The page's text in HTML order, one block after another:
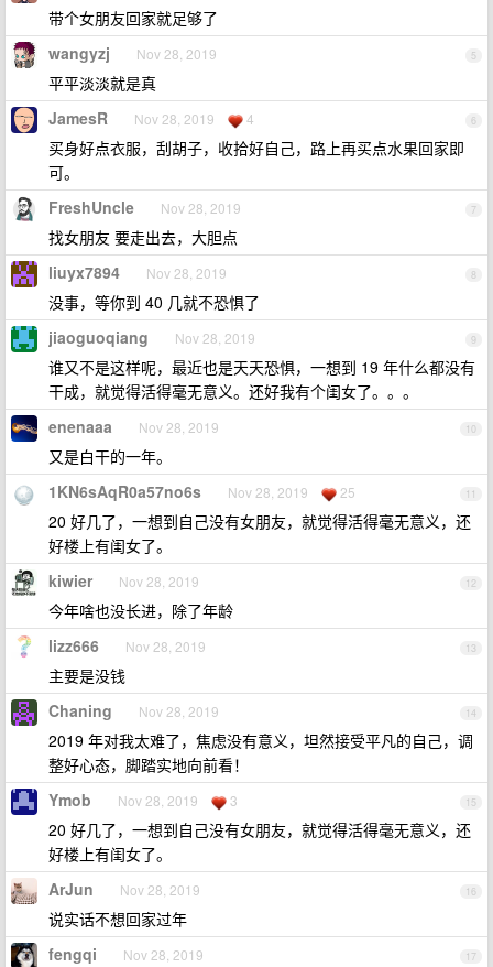
带个女朋友回家就足够了
5
wangyzj Nov 28, 2019
平平淡淡就是真
6
JamesR Nov 28, 2019 4
买身好点衣服，刮胡子，收拾好自己，路上再买点水果回家即
可。
7
FreshUncle Nov 28, 2019
找女朋友 要走出去，大胆点
8
liuyx7894 Nov 28, 2019
没事，等你到 40 几就不恐惧了
9
jiaoguoqiang Nov 28, 2019
谁又不是这样呢，最近也是天天恐惧，一想到 19 年什么都没有
干成，就觉得活得毫无意义。还好我有个闺女了。。。
10
enenaaa Nov 28, 2019
又是白干的一年。
11
1KN6sAqR0a57no6s Nov 28, 2019 25
20 好几了，一想到自己没有女朋友，就觉得活得毫无意义，还
好楼上有闺女了。
12
kiwier Nov 28, 2019
今年啥也没长进，除了年龄
13
lizz666 Nov 28, 2019
主要是没钱
14
Chaning Nov 28, 2019
2019 年对我太难了，焦虑没有意义，坦然接受平凡的自己，调
整好心态，脚踏实地向前看！
15
Ymob Nov 28, 2019 3
20 好几了，一想到自己没有女朋友，就觉得活得毫无意义，还
好楼上有闺女了。
16
ArJun Nov 28, 2019
说实话不想回家过年
17
fengqi Nov 28, 2019